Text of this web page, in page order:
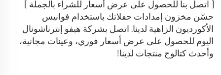
[ اتصل بنا للحصول على عرض أسعار للشراء بالجملة ]
حسّن مخزون إمدادات حفلاتك باستخدام فوانيس
الأكورديون الزاهية لدينا. اتصل بشركة هيفو إنترناشونال
اليوم للحصول على عرض أسعار فوري، وعينات مجانية،
وأحدث كتالوج منتجات لدينا!